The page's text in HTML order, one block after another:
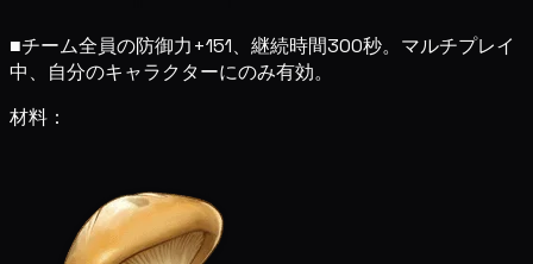
■チーム全員の防御力+151、継続時間300秒。マルチプレイ
中、自分のキャラクターにのみ有効。
材料：